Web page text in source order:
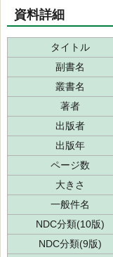
資料詳細
タイトル
副書名
叢書名
著者
出版者
出版年
ページ数
大きさ
一般件名
NDC分類(10版)
NDC分類(9版)